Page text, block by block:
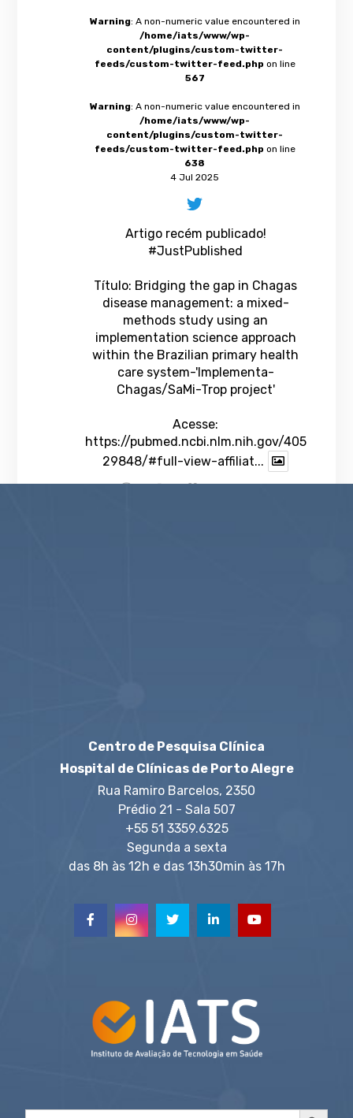
Warning: A non-numeric value encountered in
/home/iats/www/wp-
content/plugins/custom-twitter-
feeds/custom-twitter-feed.php on line
567
Warning: A non-numeric value encountered in
/home/iats/www/wp-
content/plugins/custom-twitter-
feeds/custom-twitter-feed.php on line
638
4 Jul 2025
Artigo recém publicado!
#JustPublished
Título: Bridging the gap in Chagas
disease management: a mixed-
methods study using an
implementation science approach
within the Brazilian primary health
care system-'Implementa-
Chagas/SaMi-Trop project'
Acesse:
https://pubmed.ncbi.nlm.nih.gov/405
29848/#full-view-affiliat...
Centro de Pesquisa Clínica
Hospital de Clínicas de Porto Alegre
Rua Ramiro Barcelos, 2350
Prédio 21 - Sala 507
+55 51 3359.6325
Segunda a sexta
das 8h às 12h e das 13h30min às 17h
Search Search Button